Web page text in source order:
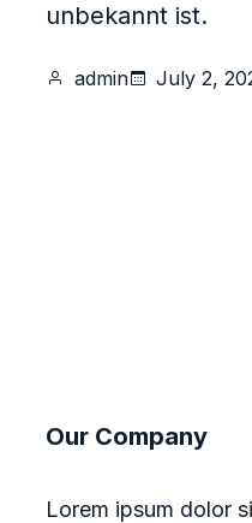
unbekannt ist.
admin July 2,
Our Company
Lorem ipsum dolor